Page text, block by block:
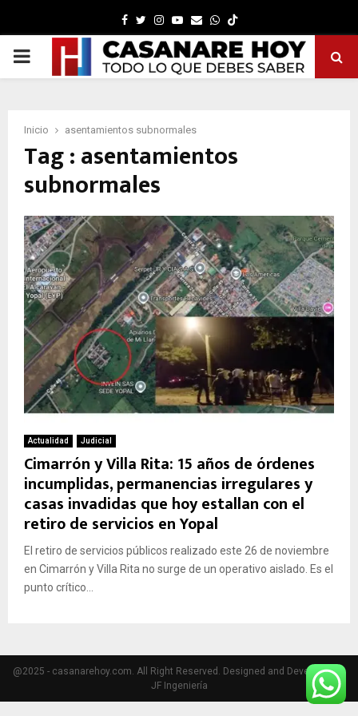
Facebook
TwitterInstagram
Youtube
EmailWhatsapp
PRIMARY
Inicio asentamientos subnormales
Tag : asentamientos
subnormales
Actualidad Judicial
Cimarrón y Villa Rita: 15 años de órdenes
incumplidas, permanencias irregulares y
casas invadidas que hoy estallan con el
retiro de servicios en Yopal
El retiro de servicios públicos realizado este 26 de noviembre
en Cimarrón y Villa Rita no surge de un operativo aislado. Es el
punto crítico...
@2025 - casanarehoy.com. All Right Reserved. Designed and Developed by
JF Ingeniería